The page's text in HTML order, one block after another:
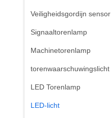
Veiligheidsgordijn sensor
Signaaltorenlamp
Machinetorenlamp
torenwaarschuwingslicht
LED Torenlamp
LED-licht